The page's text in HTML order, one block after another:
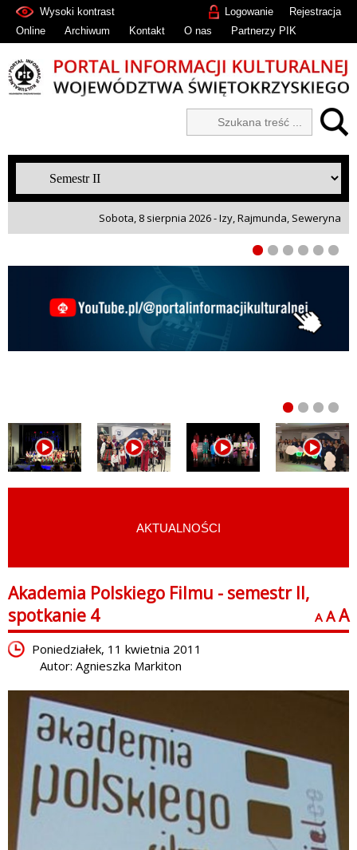
Rejestracja
Logowanie
Wysoki kontrast
Online
Archiwum Kontakt O nas Partnerzy PIK
Sobota, 8 sierpnia 2026 - Izy, Rajmunda, Seweryna
AKTUALNOŚCI
Akademia Polskiego Filmu - semestr II,
spotkanie 4
A A A
Poniedziałek, 11 kwietnia 2011
Autor: Agnieszka Markiton